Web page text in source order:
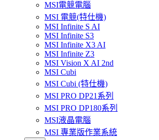
MSI電競電腦
MSI 電競(特仕機)
MSI Infinite S AI
MSI Infinite S3
MSI Infinite X3 AI
MSI Infinite Z3
MSI Vision X AI 2nd
MSI Cubi
MSI Cubi (特仕機)
MSI PRO DP21系列
MSI PRO DP180系列
MSI液晶電腦
MSI 專業版作業系統